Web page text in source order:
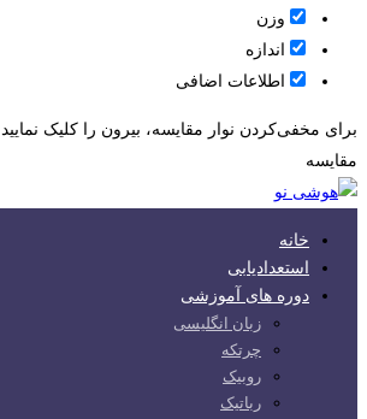
وزن
اندازه
اطلاعات اضافی
برای مخفی‌کردن نوار مقایسه، بیرون را کلیک نمایید
مقایسه
خانه
استعدادیابی
دوره های آموزشی
زبان انگلیسی
چرتکه
روبیک
رباتیک